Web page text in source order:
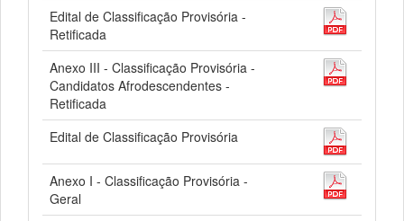
Edital de Classificação Provisória -
Retificada
Anexo III - Classificação Provisória -
Candidatos Afrodescendentes -
Retificada
Edital de Classificação Provisória
Anexo I - Classificação Provisória -
Geral